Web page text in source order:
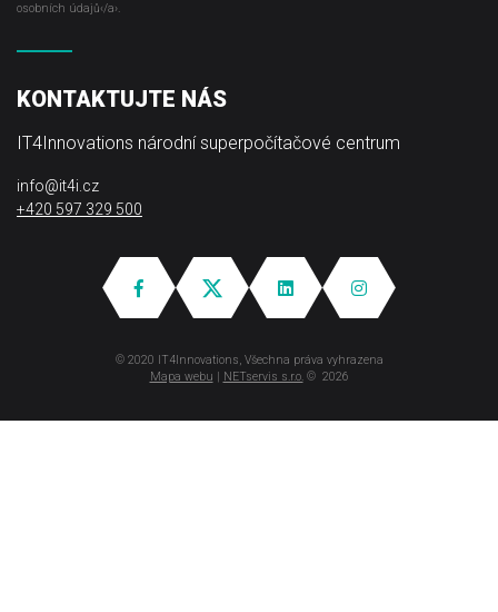
KONTAKTUJTE NÁS
IT4Innovations národní superpočítačové centrum
info@it4i.cz
+420 597 329 500
© 2020 IT4Innovations, Všechna práva vyhrazena
Mapa webu | NETservis s.r.o.© 2026
osobních údajů‹/a›.